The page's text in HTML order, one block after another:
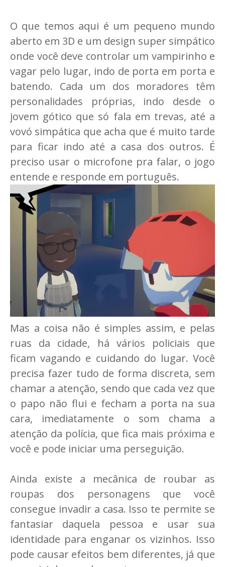
O que temos aqui é um pequeno mundo
aberto em 3D e um design super simpático
onde você deve controlar um vampirinho e
vagar pelo lugar, indo de porta em porta e
batendo. Cada um dos moradores têm
personalidades próprias, indo desde o
jovem gótico que só fala em trevas, até a
vovó simpática que acha que é muito tarde
para ficar indo até a casa dos outros. É
preciso usar o microfone pra falar, o jogo
entende e responde em português.
Mas a coisa não é simples assim, e pelas
ruas da cidade, há vários policiais que
ficam vagando e cuidando do lugar. Você
precisa fazer tudo de forma discreta, sem
chamar a atenção, sendo que cada vez que
o papo não flui e fecham a porta na sua
cara, imediatamente o som chama a
atenção da polícia, que fica mais próxima e
você e pode iniciar uma perseguição.
Ainda existe a mecânica de roubar as
roupas dos personagens que você
consegue invadir a casa. Isso te permite se
fantasiar daquela pessoa e usar sua
identidade para enganar os vizinhos. Isso
pode causar efeitos bem diferentes, já que